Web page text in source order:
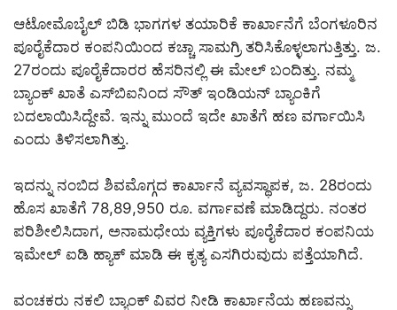
ಆಟೋಮೊಬೈಲ್ ಬಿಡಿ ಭಾಗಗಳ ತಯಾರಿಕೆ ಕಾರ್ಖಾನೆಗೆ ಬೆಂಗಳೂರಿನ
ಪೂರೈಕೆದಾರ ಕಂಪನಿಯಿಂದ ಕಚ್ಚಾ ಸಾಮಗ್ರಿ ತರಿಸಿಕೊಳ್ಳಲಾಗುತ್ತಿತ್ತು. ಜ.
27ರಂದು ಪೂರೈಕೆದಾರರ ಹೆಸರಿನಲ್ಲಿ ಈ ಮೇಲ್ ಬಂದಿತ್ತು. ನಮ್ಮ
ಬ್ಯಾಂಕ್ ಖಾತೆ ಎಸ್‌ಬಿಐನಿಂದ ಸೌತ್ ಇಂಡಿಯನ್ ಬ್ಯಾಂಕಿಗೆ
ಬದಲಾಯಿಸಿದ್ದೇವೆ. ಇನ್ನು ಮುಂದೆ ಇದೇ ಖಾತೆಗೆ ಹಣ ವರ್ಗಾಯಿಸಿ
ಎಂದು ತಿಳಿಸಲಾಗಿತ್ತು.
ಇದನ್ನು ನಂಬಿದ ಶಿವಮೊಗ್ಗದ ಕಾರ್ಖಾನೆ ವ್ಯವಸ್ಥಾಪಕ, ಜ. 28ರಂದು
ಹೊಸ ಖಾತೆಗೆ 78,89,950 ರೂ. ವರ್ಗಾವಣೆ ಮಾಡಿದ್ದರು. ನಂತರ
ಪರಿಶೀಲಿಸಿದಾಗ, ಅನಾಮಧೇಯ ವ್ಯಕ್ತಿಗಳು ಪೂರೈಕೆದಾರ ಕಂಪನಿಯ
ಇಮೇಲ್ ಐಡಿ ಹ್ಯಾಕ್ ಮಾಡಿ ಈ ಕೃತ್ಯ ಎಸಗಿರುವುದು ಪತ್ತೆಯಾಗಿದೆ.
ವಂಚಕರು ನಕಲಿ ಬ್ಯಾಂಕ್ ವಿವರ ನೀಡಿ ಕಾರ್ಖಾನೆಯ ಹಣವನ್ನು